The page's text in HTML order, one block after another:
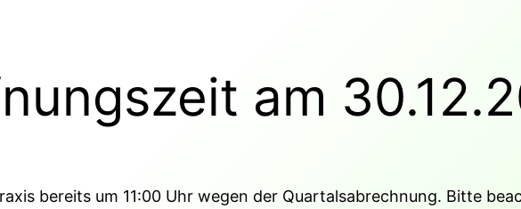
am
bereits um 11:00 Uhr wegen der Quar­tals­ab­rechnung. Bitte